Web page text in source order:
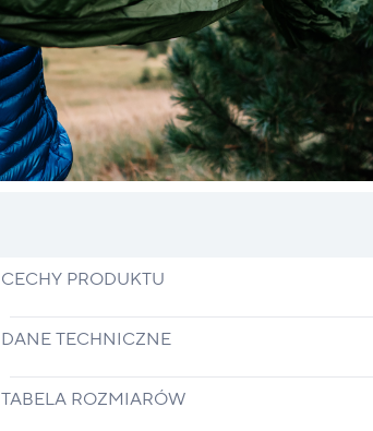
CECHY PRODUKTU
DANE TECHNICZNE
TABELA ROZMIARÓW